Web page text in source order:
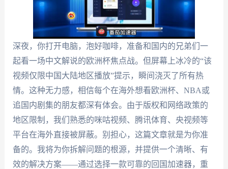
深夜，你打开电脑，泡好咖啡，准备和国内的兄弟们一
起看一场中文解说的欧洲杯焦点战。但屏幕上冰冷的“该
视频仅限中国大陆地区播放”提示，瞬间浇灭了所有热
情。这种无力感，相信每个在海外想看欧洲杯、NBA或
追国内剧集的朋友都深有体会。由于版权和网络政策的
地区限制，我们熟悉的咪咕视频、腾讯体育、央视频等
平台在海外直接被屏蔽。别担心，这篇文章就是为你准
备的。我将为你拆解问题的根源，并提供一个清晰、有
效的解决方案——通过选择一款可靠的回国加速器，重